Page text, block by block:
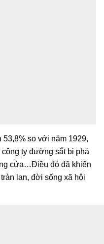
so với năm 1929,
ty đường sắt bị phá
cửa…Điều đó đã khiến
lan, đời sống xã hội